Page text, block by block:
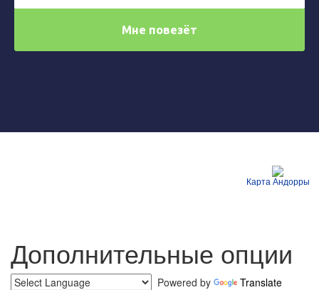
Карта Андорры
Дополнительные опции
Powered by Translate